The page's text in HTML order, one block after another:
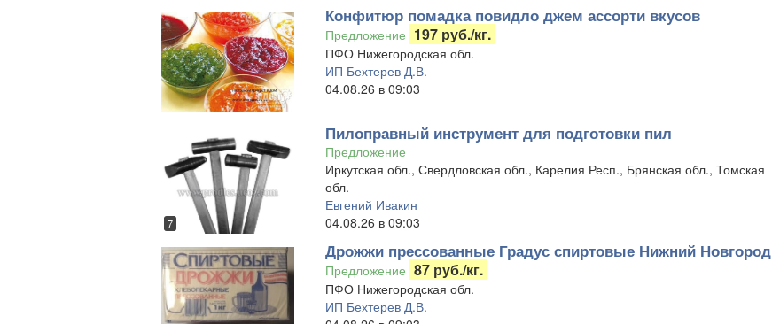
Конфитюр помадка повидло джем ассорти вкусов
Предложение 197 руб./кг.
ПФО Нижегородская обл.
ИП Бехтерев Д.В.
04.08.26 в 09:03
7
Пилоправный инструмент для подготовки пил
Предложение
Иркутская обл., Свердловская обл., Карелия Респ., Брянская обл., Томская
обл.
Евгений Ивакин
04.08.26 в 09:03
Дрожжи прессованные Градус спиртовые Нижний Новгород
Предложение 87 руб./кг.
ПФО Нижегородская обл.
ИП Бехтерев Д.В.